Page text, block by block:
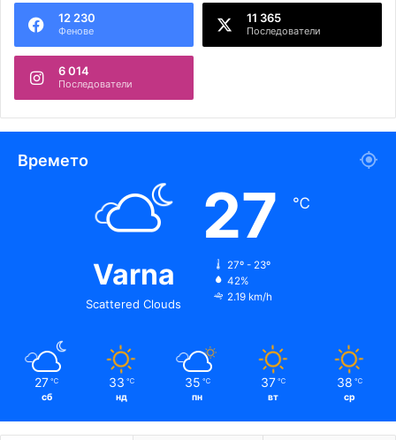
12 230
Фенове
11 365
Последователи
6 014
Последователи
Времето
Varna
Scattered Clouds
27 ℃
27º - 23º
42%
2.19 km/h
27 ℃
сб
33 ℃
нд
35 ℃
пн
37 ℃
вт
38 ℃
ср